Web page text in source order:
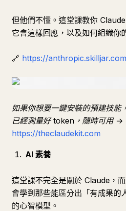
但他們不懂。這堂課教你
它會這樣回應，以及如何組織你
🔗 https://
如果你想要一鍵安裝的預建技能
已經測量好 token，隨時可用 →
https://theclaudekit.com
AI 素養
這堂課不完全是關於 Claude，
會學到那些能區分出「有成果的
的心智模型。